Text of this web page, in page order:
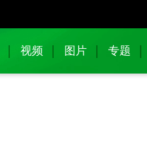
视频 图片 专题